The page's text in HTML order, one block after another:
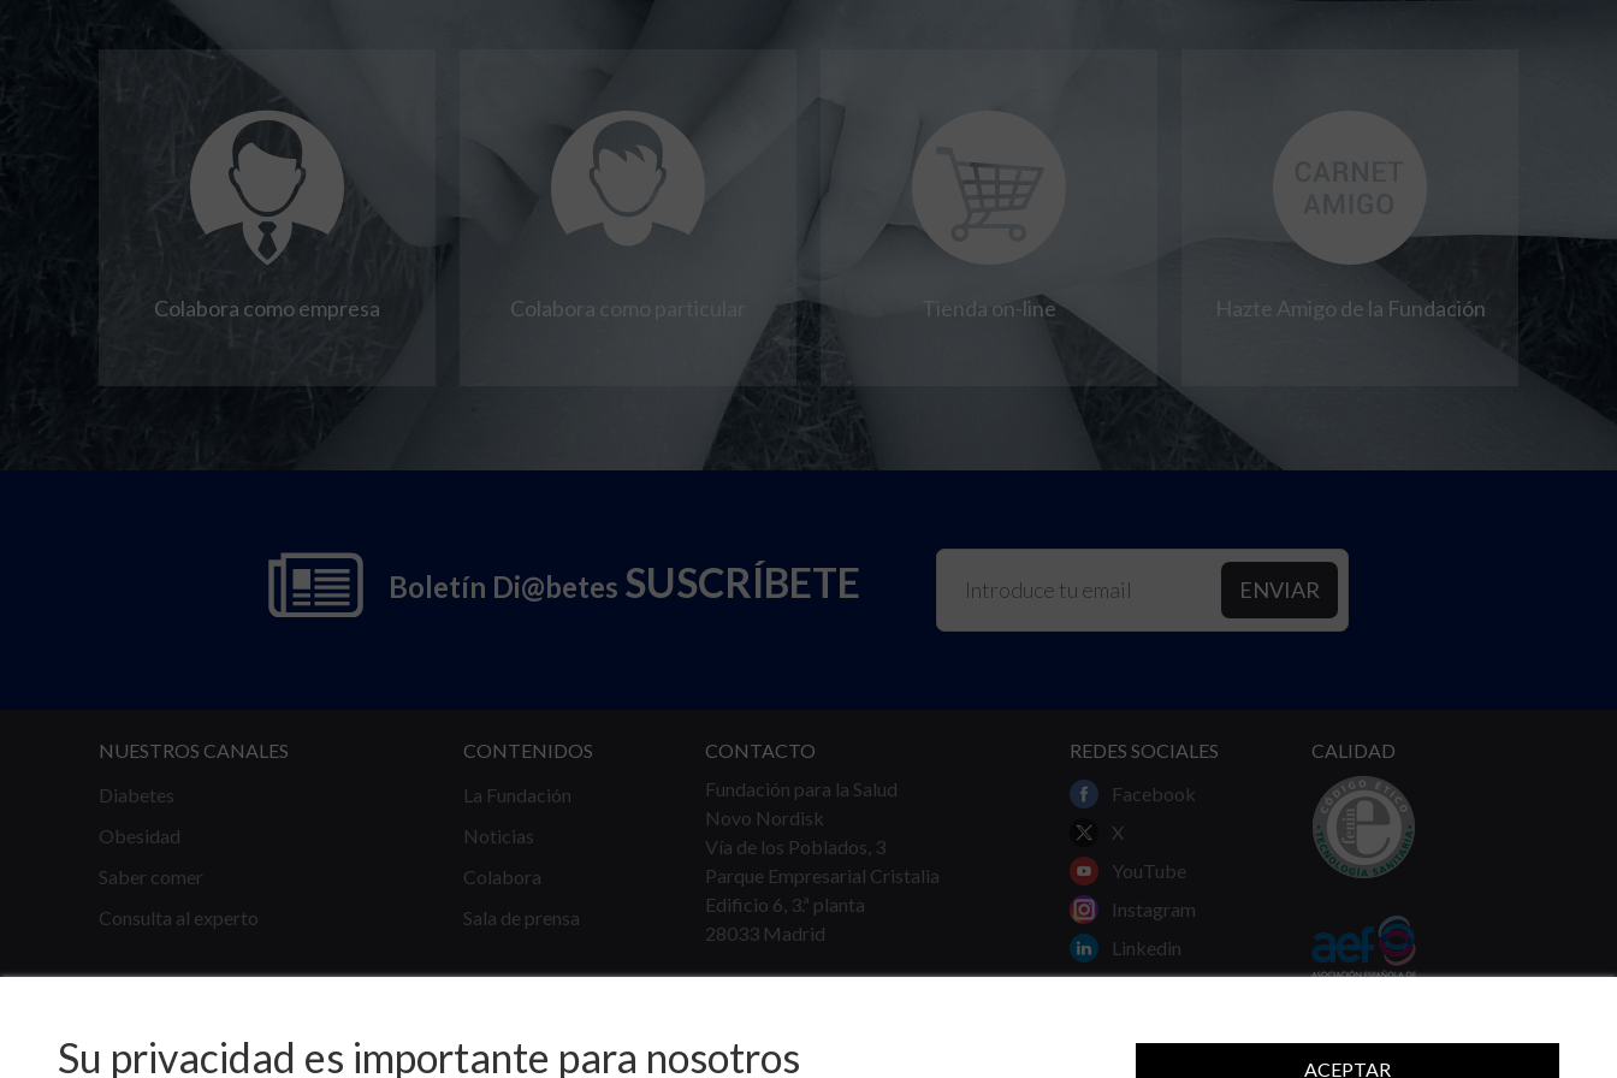
Su privacidad es importante para nosotros ACEPTAR
Colabora como empresa Colabora como particular Tienda on-line Hazte Amigo de la Fundación
Boletín Di@betes SUSCRÍBETE
NUESTROS CANALES
Diabetes
Obesidad
Saber comer
Consulta al experto
CONTENIDOS
La Fundación
Noticias
Colabora
Sala de prensa
CONTACTO
Fundación para la Salud
Novo Nordisk
Vía de los Poblados, 3
Parque Empresarial Cristalia
Edificio 6, 3.ª planta
28033 Madrid
REDES SOCIALES
Facebook
X
YouTube
Instagram
Linkedin
CALIDAD